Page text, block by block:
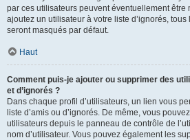
par ces utilisateurs peuvent éventuellement être
ajoutez un utilisateur à votre liste d’ignorés,
seront masqués par défaut.
Haut
Comment puis-je ajouter ou supprimer des
et d’ignorés ?
Dans chaque profil d’utilisateurs, un lien vous
liste d’amis ou d’ignorés. De même, vous
utilisateurs depuis le panneau de contrôle de
nom d’utilisateur. Vous pouvez également les